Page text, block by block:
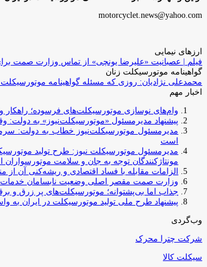
motorcyclet.news@yahoo.com
ارزهای نیمایی
فیلم | عصبانیت «علیرضا یونچی» از تماس وزارت صمت
گواهینامه موتورسیکلت زنان
محمدعلی نژادیان: روزی که مسئله گواهینامه
اخبار مهم
وام‌های نوسازی موتورسیکلت‌های فرسوده؛ راهکار واقعی یا بازی با
پیشنهاد مدیرمسئول «موتورسیکلت‌نیوز» به
مدیرمسئول موتورسیکلت‌نیوز خطاب به دولت:
است
مدیرمسئول موتورسیکلت نیوز: طرح تولید
مونتاژکنندگان توجه به جان و سلامت
الزامات مقابله با فساد اقتصادی و ریشه‌کنی آن از
وزارت صمت مقصر اصلی وضعیت نابسامان
جذاب اما بی‌پشتوانه؛ موتورسیکلت‌های پر زرق‌ و
پیشنهاد طرح ملی تولید موتورسیکلت در ایران به
وب‌گردی
شرکت چترا محرک
سیکلت کالا